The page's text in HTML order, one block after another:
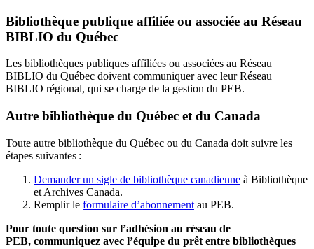
Bibliothèque publique affiliée ou associée au Réseau
BIBLIO du Québec
Les bibliothèques publiques affiliées ou associées au Réseau
BIBLIO du Québec doivent communiquer avec leur Réseau
BIBLIO régional, qui se charge de la gestion du PEB.
Autre bibliothèque du Québec et du Canada
Toute autre bibliothèque du Québec ou du Canada doit suivre les
étapes suivantes :
Demander un sigle de bibliothèque canadienne à Bibliothèque
et Archives Canada.
Remplir le formulaire d’abonnement au PEB.
Pour toute question sur l’adhésion au réseau de
PEB, communiquez avec l’équipe du prêt entre bibliothèques